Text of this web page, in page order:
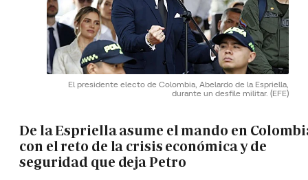
El presidente electo de Colombia, Abelardo de la Espriella,
durante un desfile militar. (EFE)
De la Espriella asume el mando en
con el reto de la crisis económica y de
seguridad que deja Petro